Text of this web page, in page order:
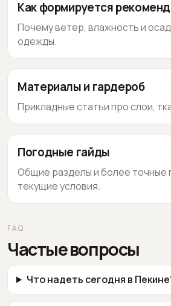
Как формируется
Почему ветер, влажность и
одежды.
Материалы и гардероб
Прикладные статьи про слои,
Погодные гайды
Общие разделы и более точные
текущие условия.
FAQ
Частые вопросы
Что надеть сегодня в